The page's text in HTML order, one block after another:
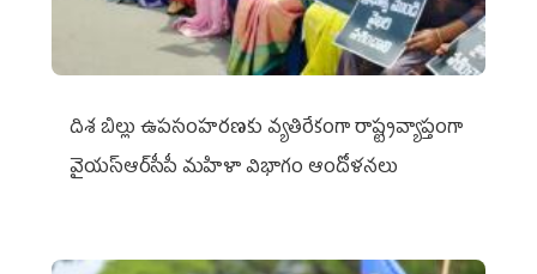
దిశ బిల్లు ఉపసంహరణకు వ్యతిరేకంగా రాష్ట్రవ్యాప్తంగా
వైయ‌స్ఆర్‌సీపీ మహిళా విభాగం ఆందోళనలు